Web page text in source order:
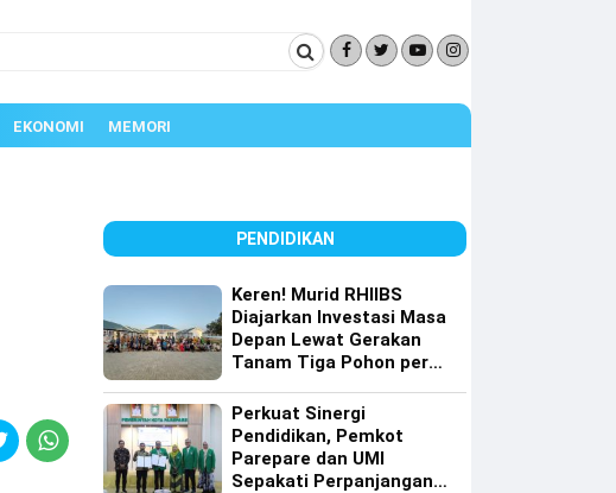
EKONOMI MEMORI
PENDIDIKAN
Keren! Murid RHIIBS
Diajarkan Investasi Masa
Depan Lewat Gerakan
Tanam Tiga Pohon per
Perkuat Sinergi
Pendidikan, Pemkot
Parepare dan UMI
Sepakati Perpanjangan